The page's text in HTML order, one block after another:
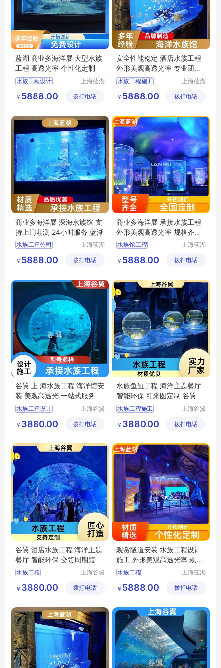
蓝湖 商业多海洋展 大型水族
工程 高透光率 个性化定制
水族工程设计
上海海洋水族馆
深海水族馆
上海蓝湖
有限公司
￥ 5888.00 拨打电话
安全性能稳定 酒店水族工程
外形美观高透光率 专业团队
蓝湖
水族工程施工
别墅水族馆
深海水族馆
上海蓝湖
有限公司
￥ 5888.00 拨打电话
商业多海洋展 深海水族馆 支
持上门勘测 24小时服务 蓝湖
水族工程公司
水族工程设计
深海水族馆
上海蓝湖
有限公司
￥ 5888.00 拨打电话
商业多海洋展 承接水族工程
外形美观高透光率 规格齐全
蓝湖
水族馆工程
水族工程施工
深海水族馆
上海蓝湖
有限公司
￥ 5888.00 拨打电话
谷翼 上 海水族工程 海洋馆安
装 美观高透光 一站式服务
水族工程设计
大型水族工程
上海谷翼
有限公司
￥ 3880.00 拨打电话
水族鱼缸工程 海洋主题餐厅
智能环保 可来图定制 谷翼
水族工程施工
水族景观工程
上海谷翼
有限公司
￥ 3880.00 拨打电话
谷翼 酒店水族工程 海洋主题
餐厅 智能环保 交货周期短
水族工程
水族馆工程 工程水族
上海谷翼
有限公司
￥ 3880.00 拨打电话
观赏隧道安装 水族工程设计
施工 外形美观高透光率 规格
齐全 蓝湖
水族工程
海洋水族馆
深海水族馆
上海蓝湖
有限公司
￥ 5888.00 拨打电话